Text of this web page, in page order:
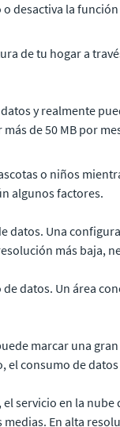
desactiva la
de tu hogar a
y realmente
de 50 MB por
o niños
algunos factores.
datos. Una
más baja,
datos. Un área
marcar una
consumo de
servicio en la
En alta